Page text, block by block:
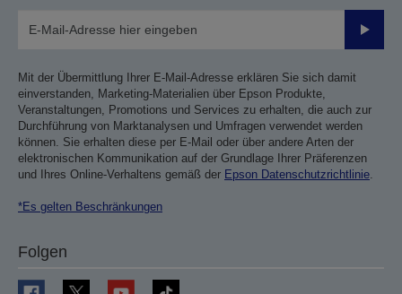
Mit der Übermittlung Ihrer E-Mail-Adresse erklären Sie sich damit
einverstanden, Marketing-Materialien über Epson Produkte,
Veranstaltungen, Promotions und Services zu erhalten, die auch zur
Durchführung von Marktanalysen und Umfragen verwendet werden
können. Sie erhalten diese per E-Mail oder über andere Arten der
elektronischen Kommunikation auf der Grundlage Ihrer Präferenzen
und Ihres Online-Verhaltens gemäß der Epson Datenschutzrichtlinie.
*Es gelten Beschränkungen
Folgen